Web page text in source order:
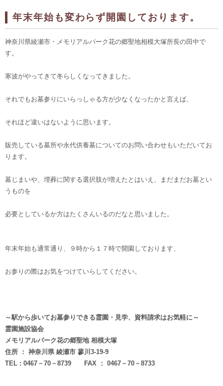
年末年始も変わらず開園しております。
神奈川県綾瀬市・メモリアルパーク花の郷聖地相模大塚所長の田中で
す。
寒波がやってきて冬らしくなってきました。
それでもお墓参りにいらっしゃる方が少なくなったかと言えば、
それほど違いはないように思います。
販売している墓所や永代供養墓についてのお問い合わせもいただいてお
ります。
墓じまいや、埋葬に関する選択肢が増えたとはいえ、まだまだお墓とい
うものを
必要としているか方はたくさんいるのだなと思いました。
年末年始も通常通り、９時から１７時で開園しております、
お参りの際はお気をつけていらしてください。
～駅から歩いてお墓参りできる霊園・見学、資料請求はお気軽に～
霊園施設協会
メモリアルパーク花の郷聖地 相模大塚
住所 ： 神奈川県 綾瀬市 蓼川3-19-9
TEL : 0467－70－8739 FAX ： 0467－70－8733